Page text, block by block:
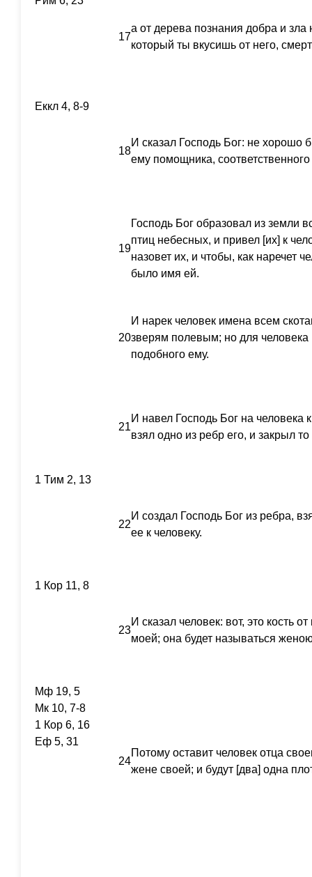
17
а от дерева познания добра и зла
который ты вкусишь от него,
Еккл 4, 8-9
18
И сказал Господь Бог: не хорошо
ему помощника, соответственного
19
Господь Бог образовал из земли
птиц небесных, и привел [их] к
назовет их, и чтобы, как наречет
было имя ей.
20
И нарек человек имена всем
зверям полевым; но для
подобного ему.
21
И навел Господь Бог на человека
взял одно из ребр его, и закрыл
1 Тим 2, 13
22
И создал Господь Бог из ребра,
ее к человеку.
1 Кор 11, 8
23
И сказал человек: вот, это кость
моей; она будет называться
Мф 19, 5
Мк 10, 7-8
1 Кор 6, 16
Еф 5, 31
24
Потому оставит человек отца
жене своей; и будут [два] одна